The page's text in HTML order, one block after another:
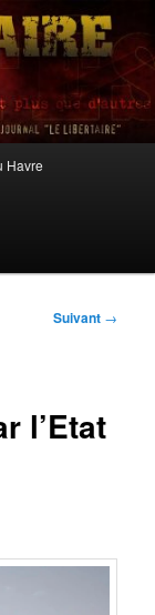
Havre
Suivant →
l’Etat